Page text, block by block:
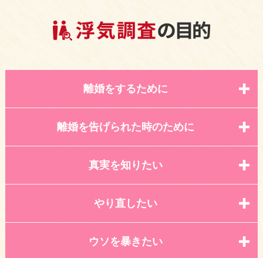
離婚をするために
離婚を告げられた時のために
真実を知りたい
やり直したい
ウソを暴きたい